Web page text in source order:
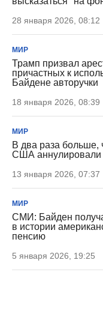
28 января 2026, 08:12
МИР
Трамп призвал
причастных к
Байдене авторучки
18 января 2026, 08:39
МИР
В два раза больше,
США аннулировали
13 января 2026, 07:37
МИР
СМИ: Байден
в истории
пенсию
5 января 2026, 19:25